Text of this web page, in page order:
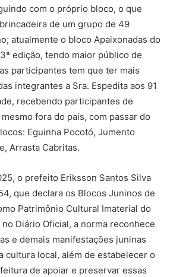
com o próprio bloco, o que
de um grupo de 49
atualmente o bloco Apaixonadas do
edição, tendo maior público de
participantes tem que ter mais
integrantes a Sra. Espedita aos 91
recebendo participantes de
fora do país, com passar do
Eguinha Pocotó, Jumento
Arrasta Cabritas.
o prefeito Eriksson Santos Silva
que declara os Blocos Juninos de
Patrimônio Cultural Imaterial do
Diário Oficial, a norma reconhece
e demais manifestações juninas
cultura local, além de estabelecer o
de apoiar e preservar essas